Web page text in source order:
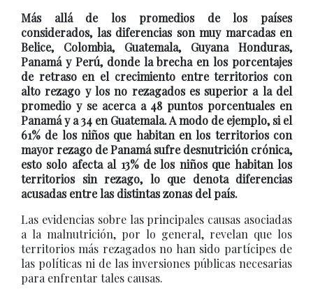
Más allá de los promedios de los países
considerados, las diferencias son muy marcadas en
Belice, Colombia, Guatemala, Guyana Honduras,
Panamá y Perú, donde la brecha en los porcentajes
de retraso en el crecimiento entre territorios con
alto rezago y los no rezagados es superior a la del
promedio y se acerca a 48 puntos porcentuales en
Panamá y a 34 en Guatemala. A modo de ejemplo, si el
61% de los niños que habitan en los territorios con
mayor rezago de Panamá sufre desnutrición crónica,
esto solo afecta al 13% de los niños que habitan los
territorios sin rezago, lo que denota diferencias
acusadas entre las distintas zonas del país.
Las evidencias sobre las principales causas asociadas
a la malnutrición, por lo general, revelan que los
territorios más rezagados no han sido partícipes de
las políticas ni de las inversiones públicas necesarias
para enfrentar tales causas.